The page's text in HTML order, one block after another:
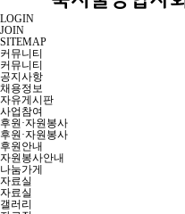
LOGIN
JOIN
SITEMAP
커뮤니티
커뮤니티
공지사항
채용정보
자유게시판
사업참여
후원·자원봉사
후원·자원봉사
후원안내
자원봉사안내
나눔가게
자료실
자료실
갤러리